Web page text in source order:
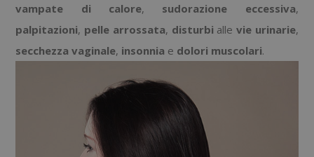
vampate di
calore, sudorazione eccessiva,
palpitazioni, pelle arrossata, disturbi alle vie urinarie,
secchezza vaginale, insonnia e dolori muscolari.